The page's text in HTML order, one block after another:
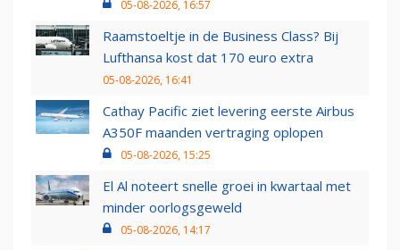
05-08-2026, 16:57
Raamstoeltje in de Business Class? Bij
Lufthansa kost dat 170 euro extra
05-08-2026, 16:41
Cathay Pacific ziet levering eerste Airbus
A350F maanden vertraging oplopen
05-08-2026, 15:25
El Al noteert snelle groei in kwartaal met
minder oorlogsgeweld
05-08-2026, 14:17